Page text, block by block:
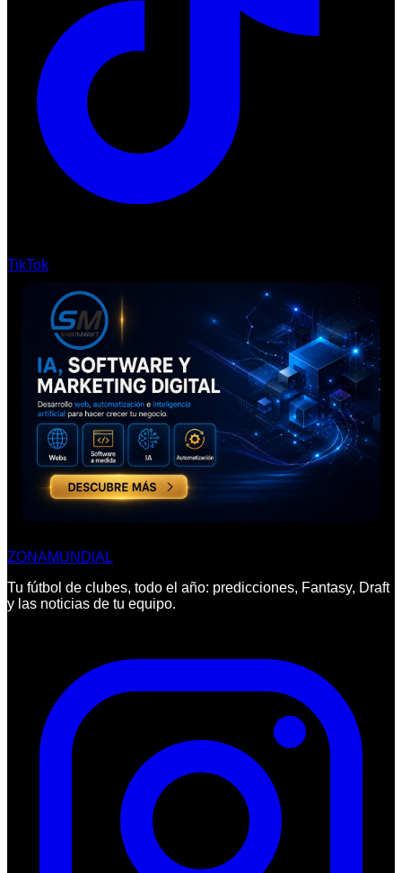
TikTok
ZONAMUNDIAL
Tu fútbol de clubes, todo el año: predicciones, Fantasy, Draft
y las noticias de tu equipo.